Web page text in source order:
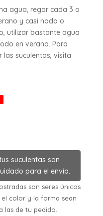
agua, regar cada 3 o
y casi nada o
utilizar bastante agua
en verano. Para
suculentas, visita
suculentas son
para el envío.
son seres únicos
color y la forma sean
las de tu pedido.